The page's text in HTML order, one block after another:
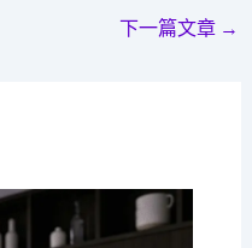
下一篇文章 →